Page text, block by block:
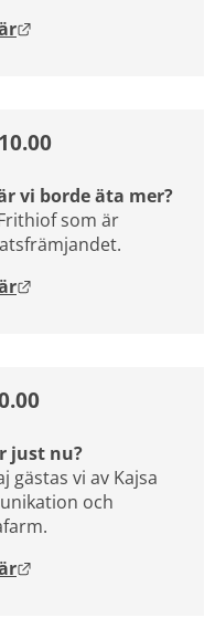
vi borde äta mer?
som är
just nu?
gästas vi av Kajsa
och